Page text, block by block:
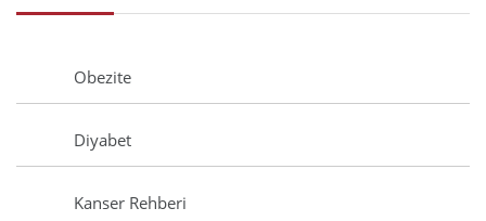
Obezite
Diyabet
Kanser Rehberi